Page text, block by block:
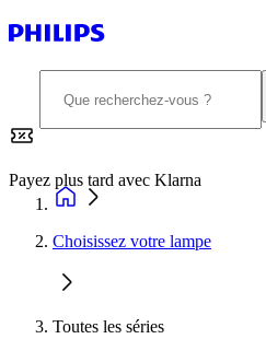
Payez plus tard avec Klarna
Choisissez votre lampe
Toutes les séries